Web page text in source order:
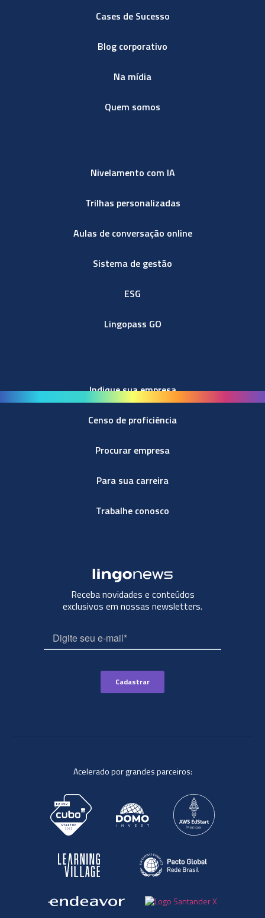
Cases de Sucesso
Blog corporativo
Na mídia
Quem somos
Nivelamento com IA
Trilhas personalizadas
Aulas de conversação online
Sistema de gestão
ESG
Lingopass GO
Indique sua empresa
Censo de proficiência
Procurar empresa
Para sua carreira
Trabalhe conosco
Receba novidades e conteúdos
exclusivos em nossas newsletters.
Acelerado por grandes parceiros: